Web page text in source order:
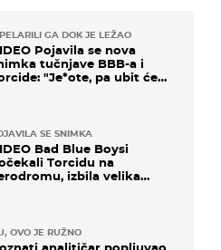
GA DOK JE LEŽAO
Pojavila se nova
tučnjave BBB-a i
"Je*ote, pa ubit će
SE SNIMKA
Bad Blue Boysi
Torcidu na
izbila velika
OVO JE RUŽNO